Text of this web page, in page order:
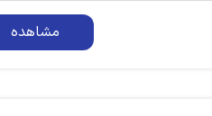
مشاهده